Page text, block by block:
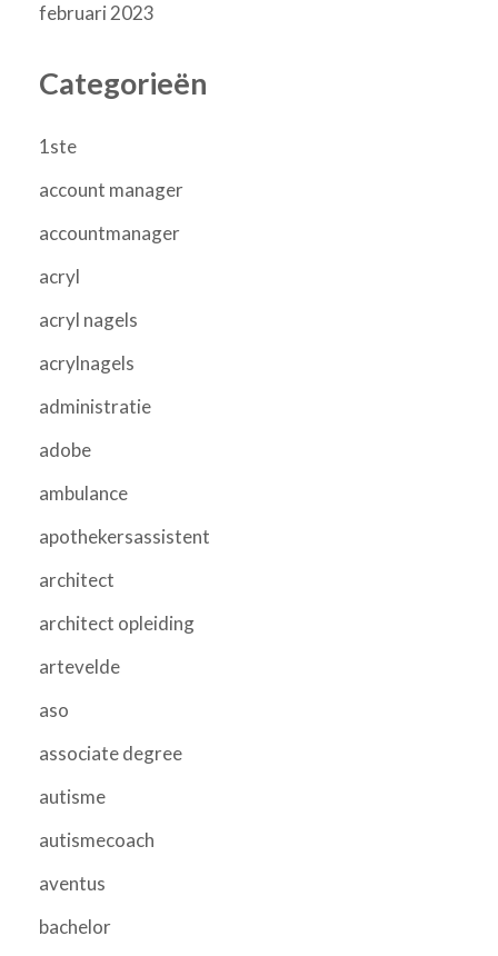
februari 2023
Categorieën
1ste
account manager
accountmanager
acryl
acryl nagels
acrylnagels
administratie
adobe
ambulance
apothekersassistent
architect
architect opleiding
artevelde
aso
associate degree
autisme
autismecoach
aventus
bachelor